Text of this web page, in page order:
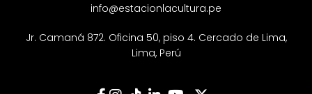
info@estacionlacultura.pe
Jr. Camaná 872. Oficina 50, piso 4. Cercado de Lima,
Lima, Perú